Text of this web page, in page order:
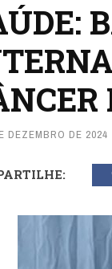
DEZEMBRO DE 2024